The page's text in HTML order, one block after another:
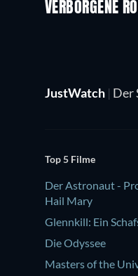
VERBORGENE
JustWatch | Der
Top 5 Filme
Der Astronaut -
Hail Mary
Glennkill: Ein
Die Odyssee
Masters of the